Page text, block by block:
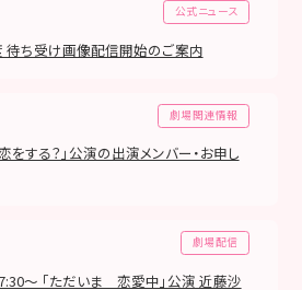
公式ニュース
待ち受け画像配信開始のご案内
劇場関連情報
する？」公演の出演メンバー・お申し
劇場配信
～ 「ただいま 恋愛中」公演 近藤沙